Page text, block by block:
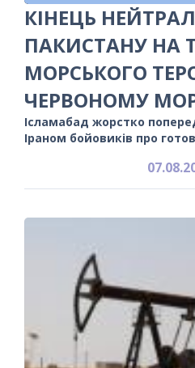
КІНЕЦЬ
ПАКИСТАНУ НА
МОРСЬКОГО
ЧЕРВОНОМУ
Ісламабад жорстко
Іраном бойовиків про